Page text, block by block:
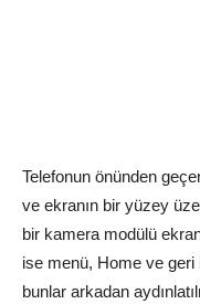
Telefonun önünden
ve ekranın bir yüzey
bir kamera modülü
ise menü, Home ve
bunlar arkadan